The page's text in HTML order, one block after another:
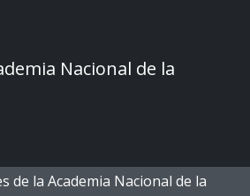
Nacional de la
de la Academia Nacional de la